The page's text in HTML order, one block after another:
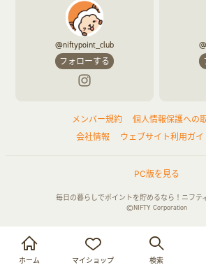
お買い物・サービス利用で貯める
ログイン
ホーム マイショップ 検索
@niftypoint_club
フォローする
メンバー規約
個人情報保護への
会社情報
ウェブサイト利用ガイ
PC版を見る
毎日の暮らしでポイントを貯めるなら！ニフテ
©NIFTY Corporation